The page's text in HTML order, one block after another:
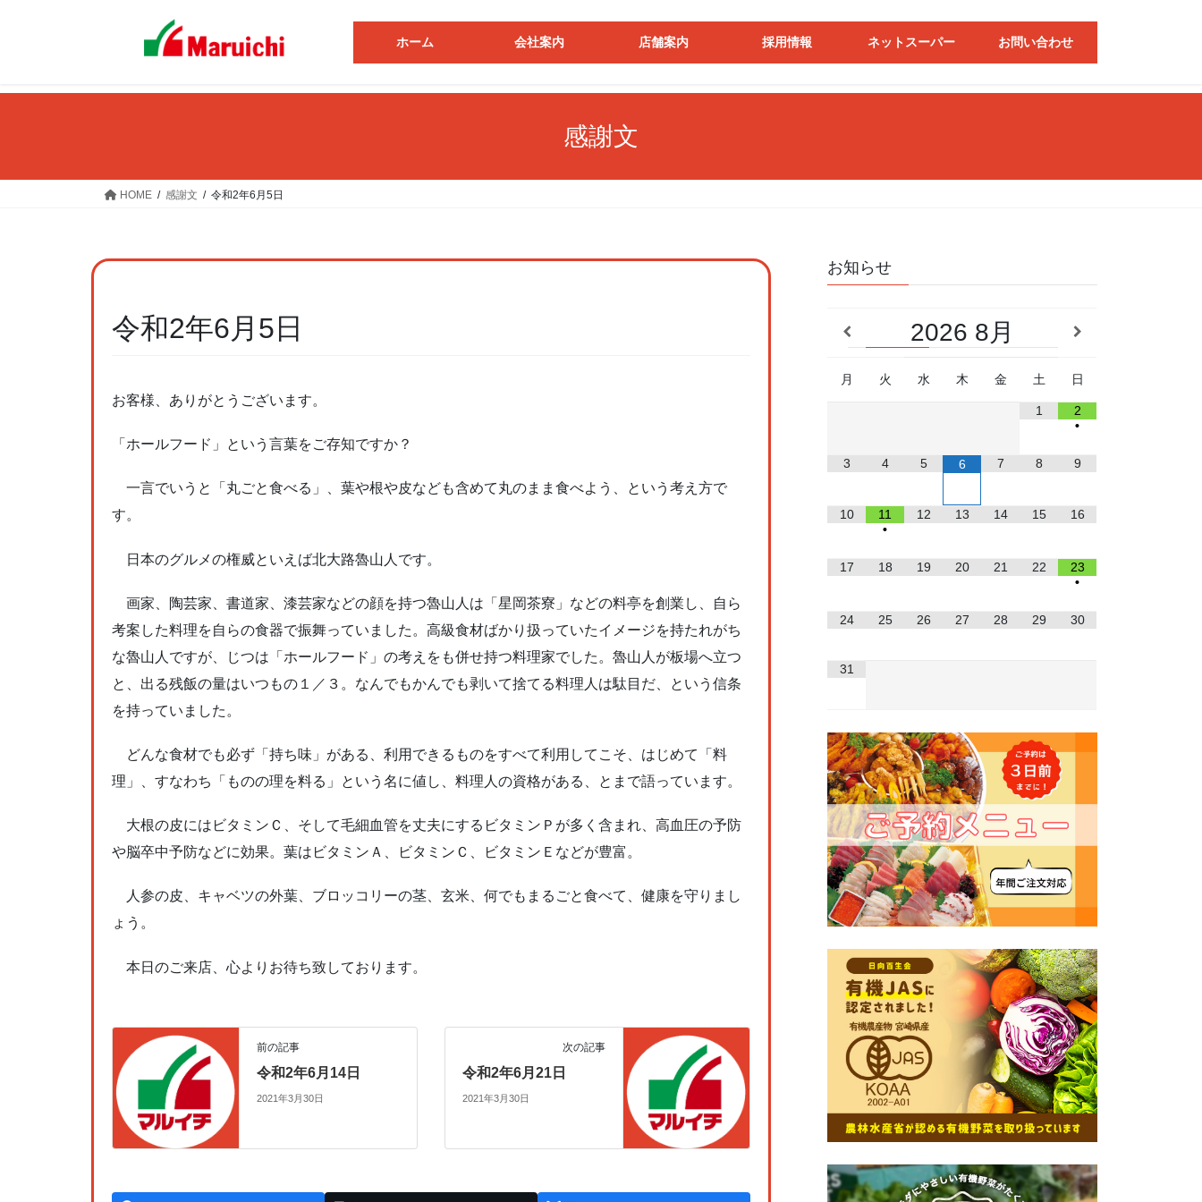
ツ
ッ
シ
移
ホーム 会社案内 店舗案内 採用情報 ネットスーパー お問い合わせ
感謝文
HOME 感謝文 令和2年6月5日
令和2年6月5日
お客様、ありがとうございます。
「ホールフード」という言葉をご存知ですか？
一言でいうと「丸ごと食べる」、葉や根や皮なども含めて丸のまま食べよう、という考え方で
す。
日本のグルメの権威といえば北大路魯山人です。
画家、陶芸家、書道家、漆芸家などの顔を持つ魯山人は「星岡茶寮」などの料亭を創業し、自ら
考案した料理を自らの食器で振舞っていました。高級食材ばかり扱っていたイメージを持たれがち
な魯山人ですが、じつは「ホールフード」の考えをも併せ持つ料理家でした。魯山人が板場へ立つ
と、出る残飯の量はいつもの１／３。なんでもかんでも剥いて捨てる料理人は駄目だ、という信条
を持っていました。
どんな食材でも必ず「持ち味」がある、利用できるものをすべて利用してこそ、はじめて「料
理」、すなわち「ものの理を料る」という名に値し、料理人の資格がある、とまで語っています。
大根の皮にはビタミンＣ、そして毛細血管を丈夫にするビタミンＰが多く含まれ、高血圧の予防
や脳卒中予防などに効果。葉はビタミンＡ、ビタミンＣ、ビタミンＥなどが豊富。
人参の皮、キャベツの外葉、ブロッコリーの茎、玄米、何でもまるごと食べて、健康を守りまし
ょう。
本日のご来店、心よりお待ち致しております。
前の記事
令和2年6月14日
2021年3月30日
次の記事
令和2年6月21日
2021年3月30日
お知らせ
2026 8月
月 火 水 木 金 土 日
1
2
•
3 4 5 6 7 8 9
10
11
•
12 13 14 15 16
17 18 19 20 21 22
23
•
24 25 26 27 28 29 30
31